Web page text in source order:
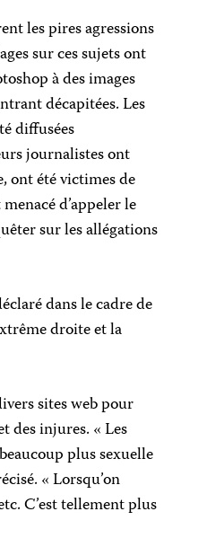
les pires agressions
sur ces sujets ont
à des images
décapitées. Les
diffusées
journalistes ont
ont été victimes de
d’appeler le
sur les allégations
dans le cadre de
droite et la
sites web pour
des injures. « Les
plus sexuelle
« Lorsqu’on
C’est tellement plus